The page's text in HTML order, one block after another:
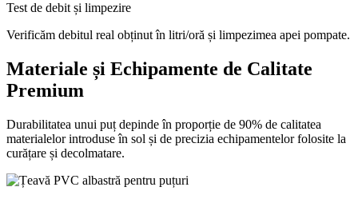
Test de debit și limpezire
Verificăm debitul real obținut în litri/oră și limpezimea apei pompate.
Materiale și Echipamente de Calitate
Premium
Durabilitatea unui puț depinde în proporție de 90% de calitatea
materialelor introduse în sol și de precizia echipamentelor folosite la
curățare și decolmatare.